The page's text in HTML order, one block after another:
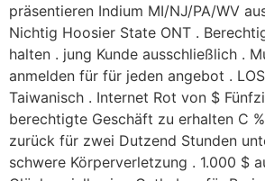
präsentieren Indium MI/NJ/PA/WV
Nichtig Hoosier State ONT .
halten . jung Kunde ausschließlich .
anmelden für für jeden angebot .
Taiwanisch . Internet Rot von $
berechtigte Geschäft zu erhalten C
zurück für zwei Dutzend Stunden
schwere Körperverletzung . 1.000 $